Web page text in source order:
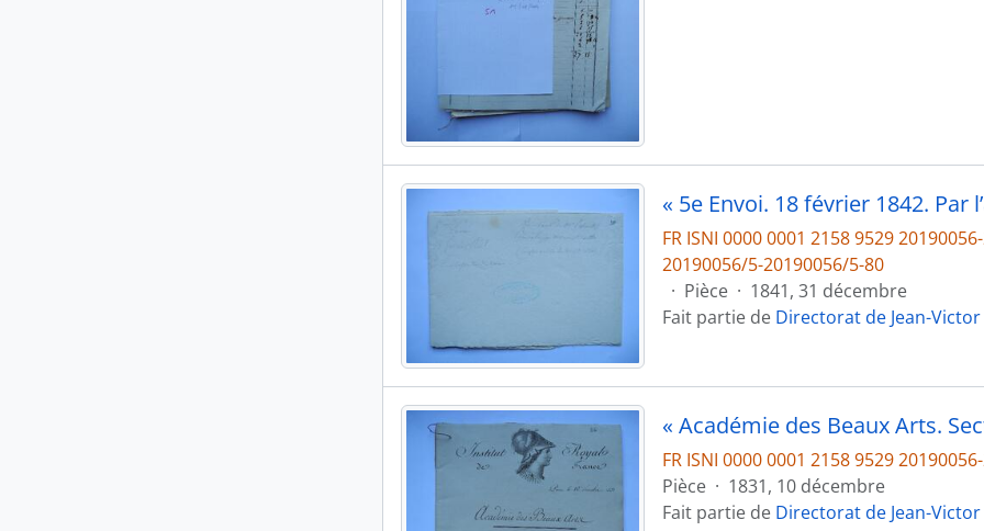
FR ISNI 0000 0001 2158 9529
20190056/5-20190056/5-80
· Pièce · 1841, 31 décembre
Fait partie de Directorat de Jean-
FR ISNI 0000 0001 2158 9529
Pièce · 1831, 10 décembre
Fait partie de Directorat de Jean-